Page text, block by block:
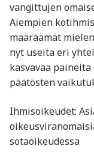
vangittujen
Aiempien
määräämät
nyt useita eri
kasvavaa
päätösten
Ihmisoikeudet:
sotaoikeudessa